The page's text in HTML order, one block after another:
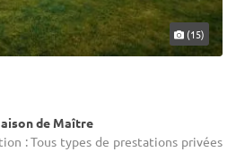
(15)
de Maître
: Tous types de prestations privées